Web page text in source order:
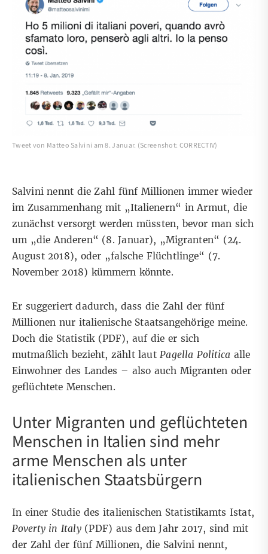
Tweet von Matteo Salvini am 8. Januar. (Screenshot: CORRECTIV)
Salvini nennt die Zahl fünf Millionen immer wieder
im Zusammenhang mit „Italienern“ in Armut, die
zunächst versorgt werden müssten, bevor man sich
um „die Anderen“ (8. Januar), „Migranten“ (24.
August 2018), oder „falsche Flüchtlinge“ (7.
November 2018) kümmern könnte.
Er suggeriert dadurch, dass die Zahl der fünf
Millionen nur italienische Staatsangehörige meine.
Doch die Statistik (PDF), auf die er sich
mutmaßlich bezieht, zähltlautPagella Politica alle
Einwohner des Landes – also auch Migranten oder
geflüchtete Menschen.
Unter Migranten und geflüchteten
Menschen in Italien sind mehr
arme Menschen als unter
italienischen Staatsbürgern
In einer Studie des italienischen Statistikamts Istat,
Poverty in Italy (PDF) aus dem Jahr 2017, sind mit
der Zahl der fünf Millionen, die Salvini nennt,